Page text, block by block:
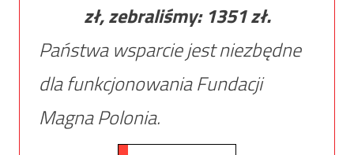
zł, zebraliśmy: 1351zł.
Państwa wsparcie jest niezbędne
dla funkcjonowania Fundacji
Magna Polonia.